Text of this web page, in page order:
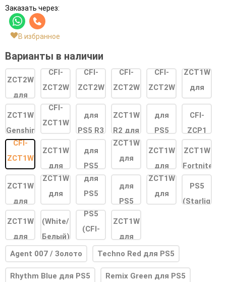
Заказать через:
В избранное
Варианты в наличии
Agent 007 / Золото Techno Red для PS5
Rhythm Blue для PS5 Remix Green для PS5